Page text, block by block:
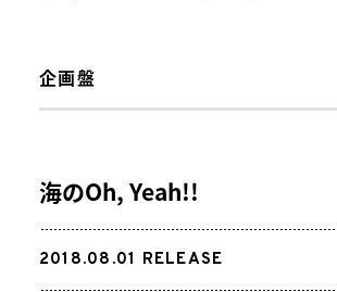
企画盤
海のOh, Yeah!!
2018.08.01 RELEASE